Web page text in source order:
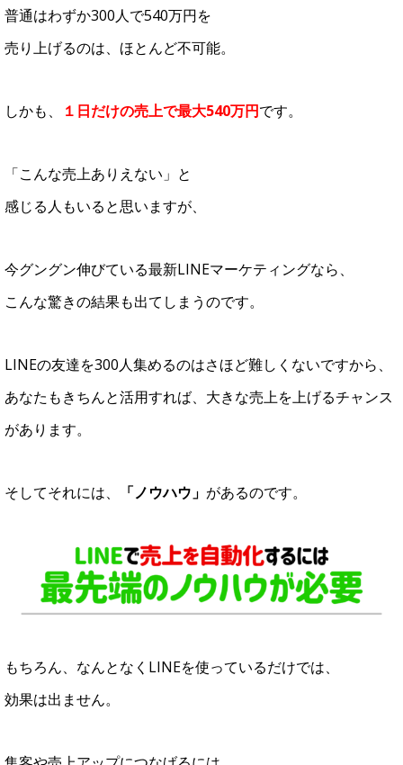
普通はわずか300人で540万円を
売り上げるのは、ほとんど不可能。
しかも、 １日だけの売上で最大540万円です。
「こんな売上ありえない」と
感じる人もいると思いますが、
今グングン伸びている最新LINEマーケティングなら、
こんな驚きの結果も出てしまうのです。
LINEの友達を300人集めるのはさほど難しくないですから、
あなたもきちんと活用すれば、大きな売上を上げるチャンス
があります。
そしてそれには、 「ノウハウ」 があるのです。
もちろん、なんとなくLINEを使っているだけでは、
効果は出ません。